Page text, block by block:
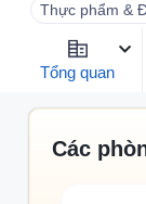
Thực phẩm &
Tổng quan
Các